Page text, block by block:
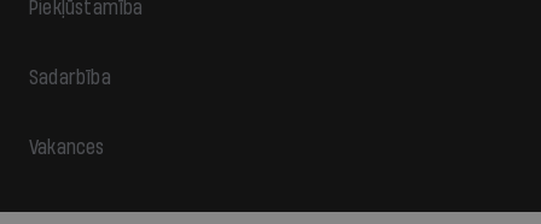
Piekļūstamība
Sadarbība
Vakances